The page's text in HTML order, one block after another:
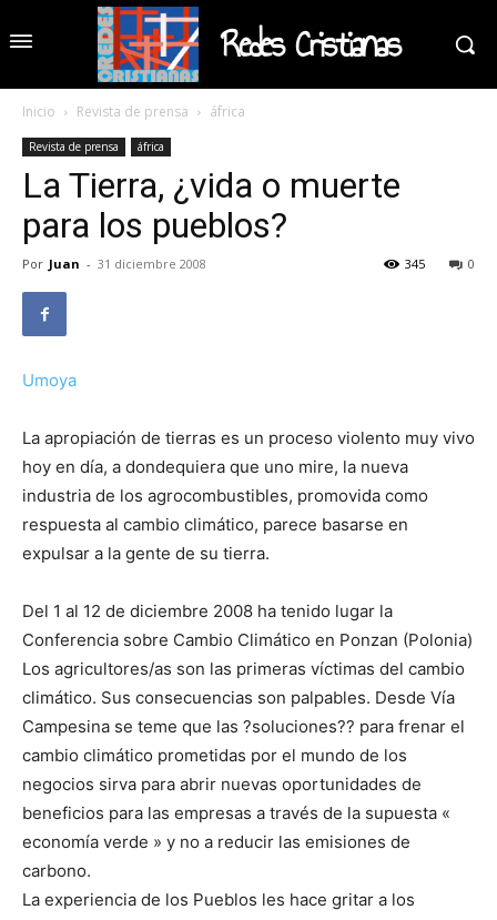
Redes Cristianas
Inicio Revista de prensa áfrica
Revista de prensa áfrica
La Tierra, ¿vida o muerte
para los pueblos?
Por Juan - 31 diciembre 2008 0
345
Umoya
La apropiación de tierras es un proceso violento muy vivo
hoy en día, a dondequiera que uno mire, la nueva
industria de los agrocombustibles, promovida como
respuesta al cambio climático, parece basarse en
expulsar a la gente de su tierra.
Del 1 al 12 de diciembre 2008 ha tenido lugar la
Conferencia sobre Cambio Climático en Ponzan (Polonia)
Los agricultores/as son las primeras víctimas del cambio
climático. Sus consecuencias son palpables. Desde Vía
Campesina se teme que las ?soluciones?? para frenar el
cambio climático prometidas por el mundo de los
negocios sirva para abrir nuevas oportunidades de
beneficios para las empresas a través de la supuesta «
economía verde » y no a reducir las emisiones de
carbono.
La experiencia de los Pueblos les hace gritar a los